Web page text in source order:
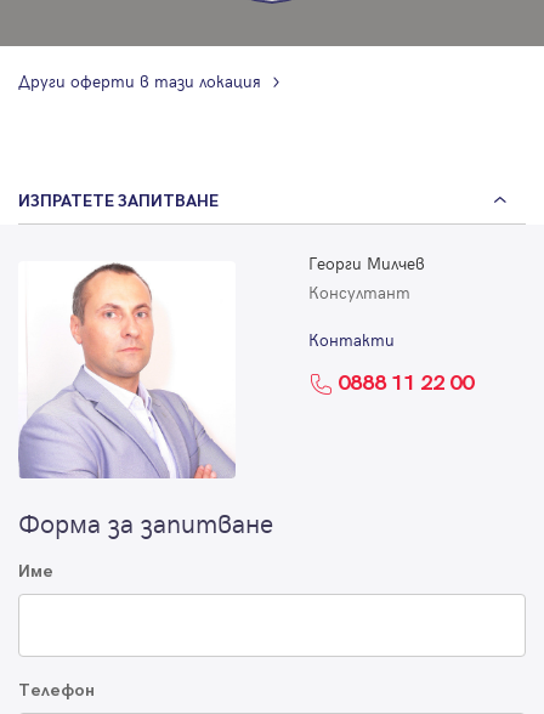
Други оферти в тази локация
ИЗПРАТЕТЕ ЗАПИТВАНЕ
Георги Милчев
Консултант
Контакти
0888 11 22 00
Форма за запитване
Име
Телефон